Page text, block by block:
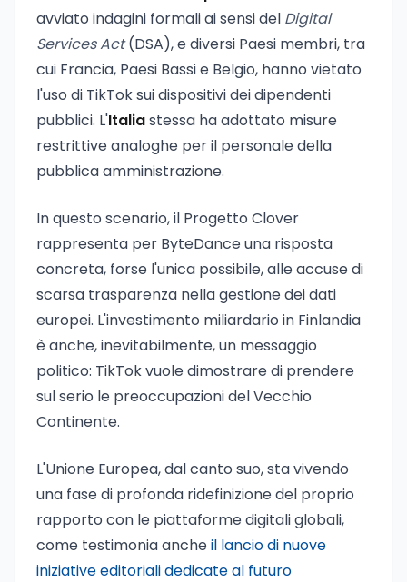
avviato indagini formali ai sensi del Digital
Services Act(DSA), e diversi Paesi membri, tra
cui Francia, Paesi Bassi e Belgio, hanno vietato
l'uso di TikTok sui dispositivi dei dipendenti
pubblici. L'Italiastessa ha adottato misure
restrittive analoghe per il personale della
pubblica amministrazione.
In questo scenario, il Progetto Clover
rappresenta per ByteDance una risposta
concreta, forse l'unica possibile, alle accuse di
scarsa trasparenza nella gestione dei dati
europei. L'investimento miliardario in Finlandia
è anche, inevitabilmente, un messaggio
politico: TikTok vuole dimostrare di prendere
sul serio le preoccupazioni del Vecchio
Continente.
L'Unione Europea, dal canto suo, sta vivendo
una fase di profonda ridefinizione del proprio
rapporto con le piattaforme digitali globali,
come testimonia ancheil lancio di nuove
iniziative editoriali dedicate al futuro